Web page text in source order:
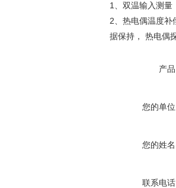
1、双温输入测
2、热电偶温度
据保持， 热电偶
产
您的单
您的姓
联系电